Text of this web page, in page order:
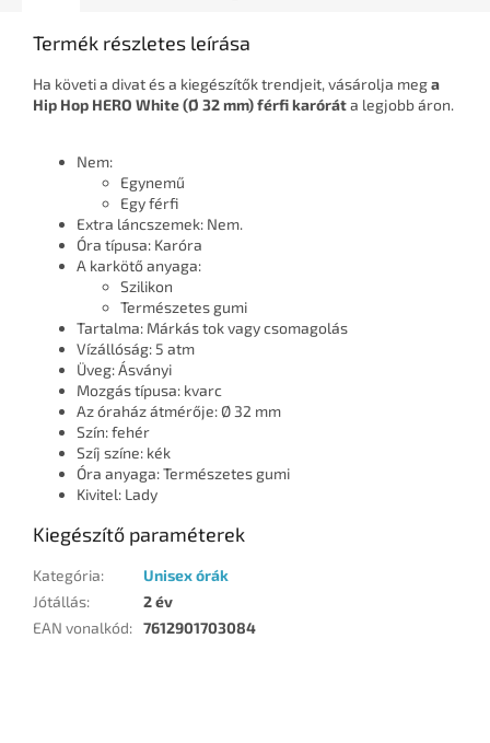
Termék részletes leírása
Ha követi a divat és a kiegészítők trendjeit, vásárolja mega
Hip Hop HERO White (Ø 32 mm) férfi karóráta legjobb áron.
Nem:
Egynemű
Egy férfi
Extra láncszemek: Nem.
Óra típusa: Karóra
A karkötő anyaga:
Szilikon
Természetes gumi
Tartalma: Márkás tok vagy csomagolás
Vízállóság: 5 atm
Üveg: Ásványi
Mozgás típusa: kvarc
Az óraház átmérője: Ø 32 mm
Szín: fehér
Szíj színe: kék
Óra anyaga: Természetes gumi
Kivitel: Lady
Kiegészítő paraméterek
Kategória:
Unisex órák
Jótállás:
2 év
EAN vonalkód: 7612901703084